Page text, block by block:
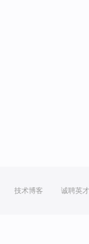
技术博客 诚聘英才